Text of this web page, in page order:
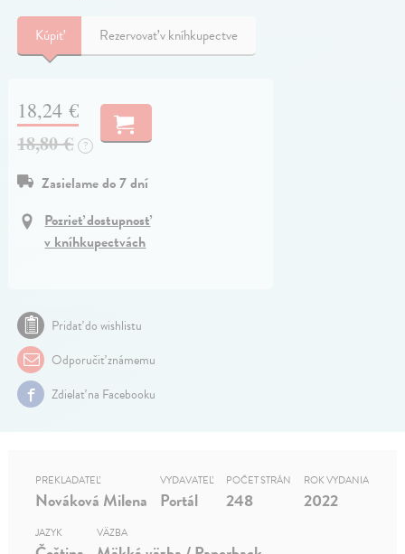
Kúpiť Rezervovať v kníhkupectve
18,24 €
18,80 € ?
Zasielame do 7 dní
Pozrieť dostupnosť
v kníhkupectvách
Pridať do wishlistu
Odporučiť známemu
Zdielať na Facebooku
PREKLADATEĽ
Nováková Milena
VYDAVATEĽ
Portál
POČET STRÁN
248
ROK VYDANIA
2022
JAZYK VÄZBA